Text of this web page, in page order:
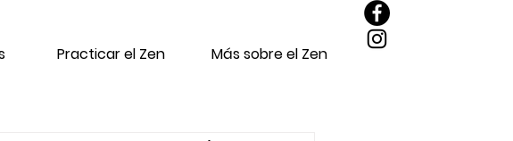
Practicar el Zen Más sobre el Zen